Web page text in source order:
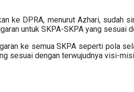
ke DPRA, menurut Azhari, sudah
untuk SKPA-SKPA yang sesuai
ke semua SKPA seperti pola
sesuai dengan terwujudnya visi-